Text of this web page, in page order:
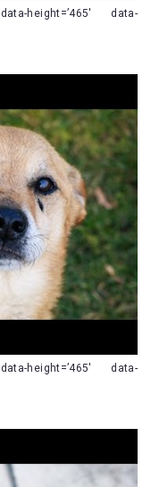
height=’465′ data-
height=’465′ data-